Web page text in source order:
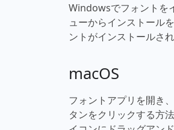
Windowsでフォントを
ューからインストール
ントがインストールさ
macOS
フォントアプリを開き
タンをクリックする方